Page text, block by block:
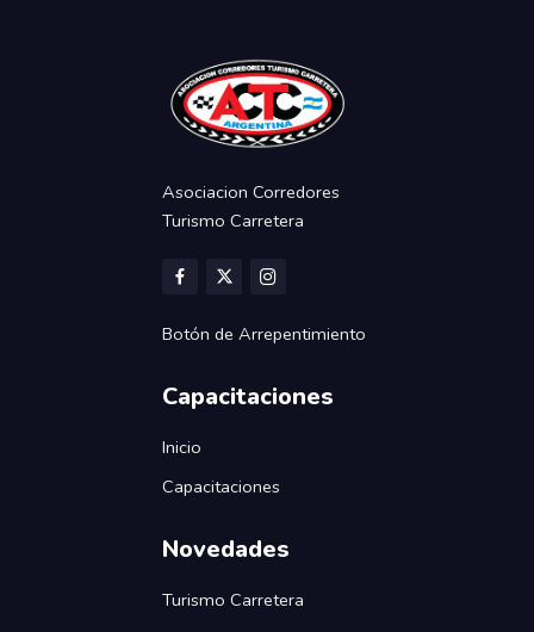
Asociacion Corredores
Turismo Carretera
Botón de Arrepentimiento
Capacitaciones
Inicio
Capacitaciones
Novedades
Turismo Carretera